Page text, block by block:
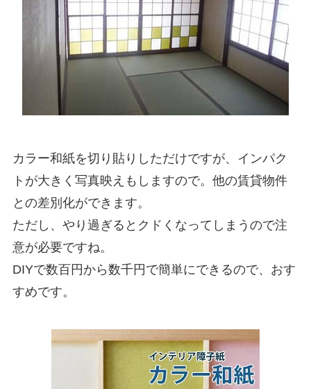
カラー和紙を切り貼りしただけですが、インパク
トが大きく写真映えもしますので。他の賃貸物件
との差別化ができます。
ただし、やり過ぎるとクドくなってしまうので注
意が必要ですね。
DIYで数百円から数千円で簡単にできるので、おす
すめです。